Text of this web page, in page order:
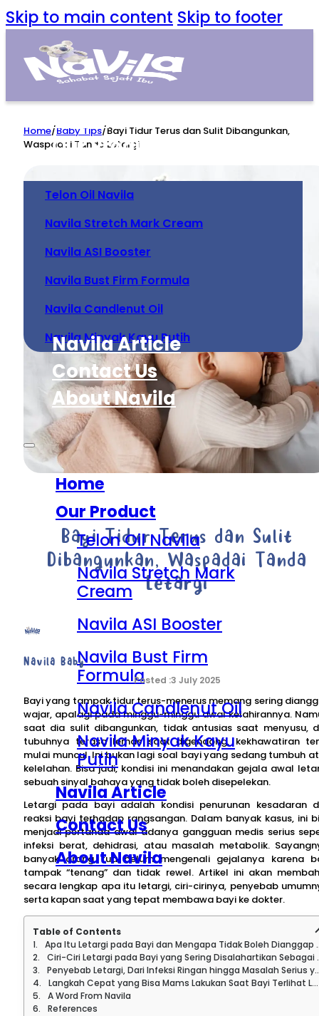
Skip to main content Skip to footer
Home
Our Product
Telon Oil Navila
Navila Stretch Mark Cream
Navila ASI Booster
Navila Bust Firm Formula
Navila Candlenut Oil
Navila Minyak Kayu Putih
Navila Article
Contact Us
About Navila
Home
Our Product
Telon Oil Navila
Navila Stretch Mark
Cream
Navila ASI Booster
Navila Bust Firm
Formula
Navila Candlenut Oil
Navila Minyak Kayu
Putih
Navila Article
Contact Us
About Navila
Home/Baby Tips/Bayi Tidur Terus dan Sulit Dibangunkan,
Waspadai Tanda Letargi
Bayi Tidur Terus dan Sulit
Dibangunkan, Waspadai Tanda
Letargi
Navila Baby
3 July 2025
Bayi yang tampak tidur terus-menerus memang sering
wajar, apalagi pada minggu-minggu awal kelahirannya.
saat dia sulit dibangunkan, tidak antusias saat menyusu,
tubuhnya terasa lemas saat digendong, kekhawatiran
mulai muncul. Ini bukan lagi soal bayi yang sedang tumbuh
kelelahan. Bisa jadi, kondisi ini menandakan gejala awal
sebuah sinyal bahaya yang tidak boleh disepelekan.
Letargi pada bayi adalah kondisi penurunan kesadaran
reaksi bayi terhadap rangsangan. Dalam banyak kasus, ini
menjadi pertanda awal adanya gangguan medis serius
infeksi berat, dehidrasi, atau masalah metabolik.
banyak orang tua belum mengenali gejalanya karena
tampak “tenang” dan tidak rewel. Artikel ini akan
secara lengkap apa itu letargi, ciri-cirinya, penyebab
serta kapan saat yang tepat membawa bayi ke dokter.
Table of Contents
Apa Itu Letargi pada Bayi dan Mengapa Tidak Boleh Dianggap Sepele?
Ciri-Ciri Letargi pada Bayi yang Sering Disalahartikan Sebagai Bayi Tenang
Penyebab Letargi, Dari Infeksi Ringan hingga Masalah Serius yang Butuh Tindakan Cepat
Langkah Cepat yang Bisa Mams Lakukan Saat Bayi Terlihat Letargis
A Word From Navila
References